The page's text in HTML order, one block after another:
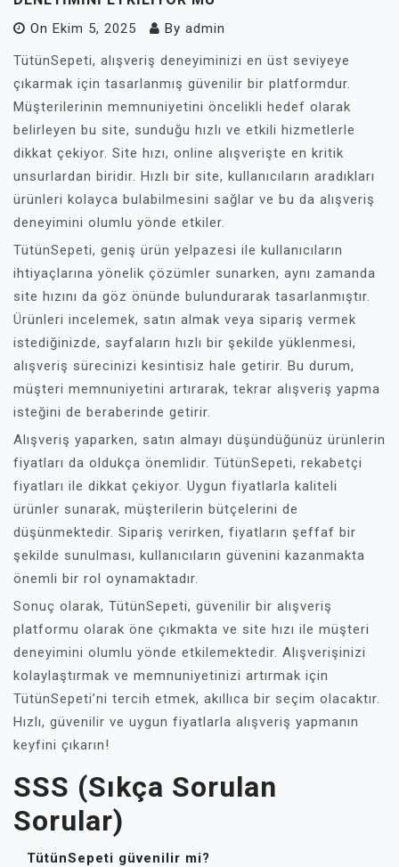
On Ekim 5, 2025 By admin
TütünSepeti, alışveriş deneyiminizi en üst seviyeye
çıkarmak için tasarlanmış güvenilir bir platformdur.
Müşterilerinin memnuniyetini öncelikli hedef olarak
belirleyen bu site, sunduğu hızlı ve etkili hizmetlerle
dikkat çekiyor. Site hızı, online alışverişte en kritik
unsurlardan biridir. Hızlı bir site, kullanıcıların aradıkları
ürünleri kolayca bulabilmesini sağlar ve bu da alışveriş
deneyimini olumlu yönde etkiler.
TütünSepeti, geniş ürün yelpazesi ile kullanıcıların
ihtiyaçlarına yönelik çözümler sunarken, aynı zamanda
site hızını da göz önünde bulundurarak tasarlanmıştır.
Ürünleri incelemek, satın almak veya sipariş vermek
istediğinizde, sayfaların hızlı bir şekilde yüklenmesi,
alışveriş sürecinizi kesintisiz hale getirir. Bu durum,
müşteri memnuniyetini artırarak, tekrar alışveriş yapma
isteğini de beraberinde getirir.
Alışveriş yaparken, satın almayı düşündüğünüz ürünlerin
fiyatları da oldukça önemlidir. TütünSepeti, rekabetçi
fiyatları ile dikkat çekiyor. Uygun fiyatlarla kaliteli
ürünler sunarak, müşterilerin bütçelerini de
düşünmektedir. Sipariş verirken, fiyatların şeffaf bir
şekilde sunulması, kullanıcıların güvenini kazanmakta
önemli bir rol oynamaktadır.
Sonuç olarak, TütünSepeti, güvenilir bir alışveriş
platformu olarak öne çıkmakta ve site hızı ile müşteri
deneyimini olumlu yönde etkilemektedir. Alışverişinizi
kolaylaştırmak ve memnuniyetinizi artırmak için
TütünSepeti’ni tercih etmek, akıllıca bir seçim olacaktır.
Hızlı, güvenilir ve uygun fiyatlarla alışveriş yapmanın
keyfini çıkarın!
SSS (Sıkça Sorulan
Sorular)
TütünSepeti güvenilir mi?